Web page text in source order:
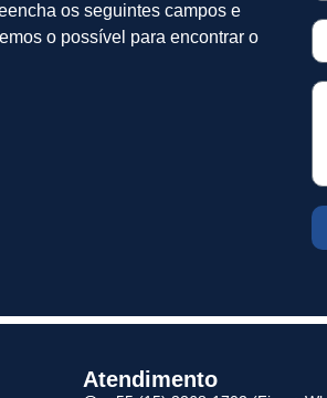
os seguintes campos e
o possível para encontrar o
Atendimento